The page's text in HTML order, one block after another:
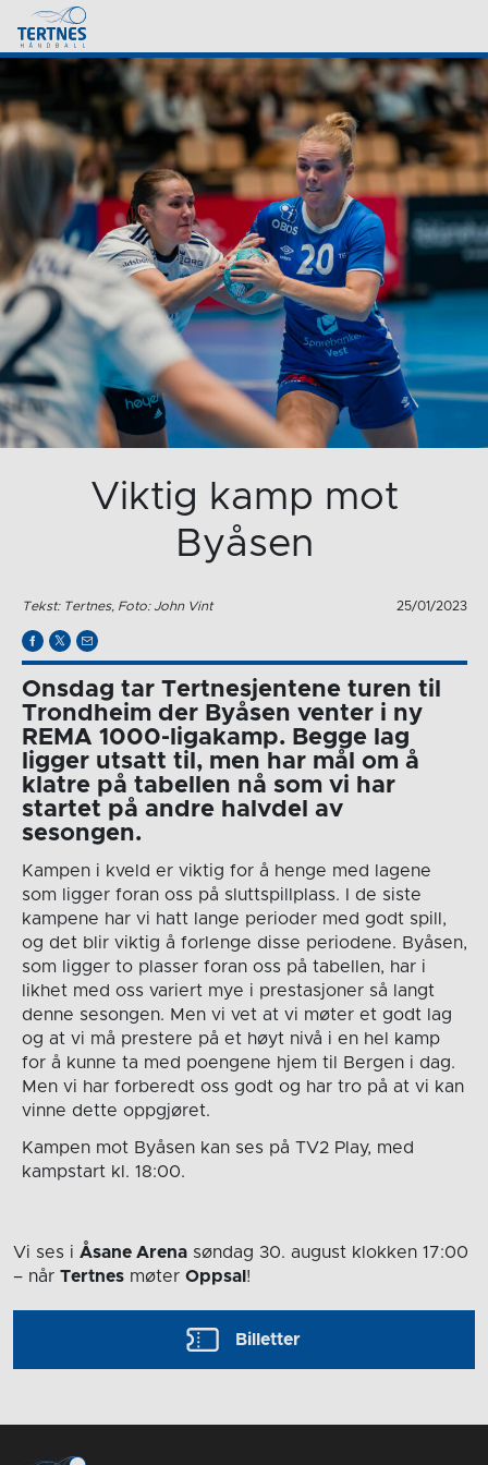
Viktig kamp mot
Byåsen
Tekst: Tertnes, Foto: John Vint 25/01/2023
Onsdag tar Tertnesjentene turen til
Trondheim der Byåsen venter i ny
REMA 1000-ligakamp. Begge lag
ligger utsatt til, men har mål om å
klatre på tabellen nå som vi har
startet på andre halvdel av
sesongen.
Kampen i kveld er viktig for å henge med lagene
som ligger foran oss på sluttspillplass. I de siste
kampene har vi hatt lange perioder med godt spill,
og det blir viktig å forlenge disse periodene. Byåsen,
som ligger to plasser foran oss på tabellen, har i
likhet med oss variert mye i prestasjoner så langt
denne sesongen. Men vi vet at vi møter et godt lag
og at vi må prestere på et høyt nivå i en hel kamp
for å kunne ta med poengene hjem til Bergen i dag.
Men vi har forberedt oss godt og har tro på at vi kan
vinne dette oppgjøret.
Kampen mot Byåsen kan ses på TV2 Play, med
kampstart kl. 18:00.
Vi ses i Åsane Arena søndag 30. august klokken 17:00
– når Tertnes møter Oppsal !
Billetter